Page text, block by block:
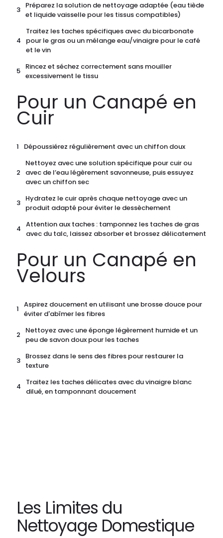
Préparez la solution de nettoyage adaptée (eau tiède
et liquide vaisselle pour les tissus compatibles)
Traitez les taches spécifiques avec du bicarbonate
pour le gras ou un mélange eau/vinaigre pour le café
et le vin
Rincez et séchez correctement sans mouiller
excessivement le tissu
Pour un Canapé en
Cuir
Dépoussiérez régulièrement avec un chiffon doux
Nettoyez avec une solution spécifique pour cuir ou
avec de l’eau légèrement savonneuse, puis essuyez
avec un chiffon sec
Hydratez le cuir après chaque nettoyage avec un
produit adapté pour éviter le dessèchement
Attention aux taches : tamponnez les taches de gras
avec du talc, laissez absorber et brossez délicatement
Pour un Canapé en
Velours
Aspirez doucement en utilisant une brosse douce pour
éviter d'abîmer les fibres
Nettoyez avec une éponge légèrement humide et un
peu de savon doux pour les taches
Brossez dans le sens des fibres pour restaurer la
texture
Traitez les taches délicates avec du vinaigre blanc
dilué, en tamponnant doucement
Les Limites du
Nettoyage Domestique